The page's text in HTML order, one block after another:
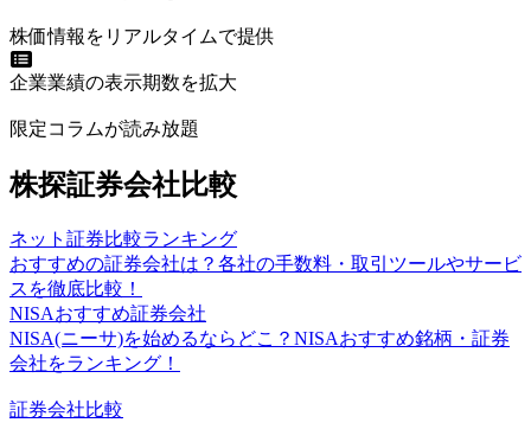
株価情報をリアルタイムで提供
企業業績の表示期数を拡大
限定コラムが読み放題
株探証券会社比較
ネット証券比較ランキング
おすすめの証券会社は？各社の手数料・取引ツールやサービ
スを徹底比較！
NISAおすすめ証券会社
NISA(ニーサ)を始めるならどこ？NISAおすすめ銘柄・証券
会社をランキング！
証券会社比較